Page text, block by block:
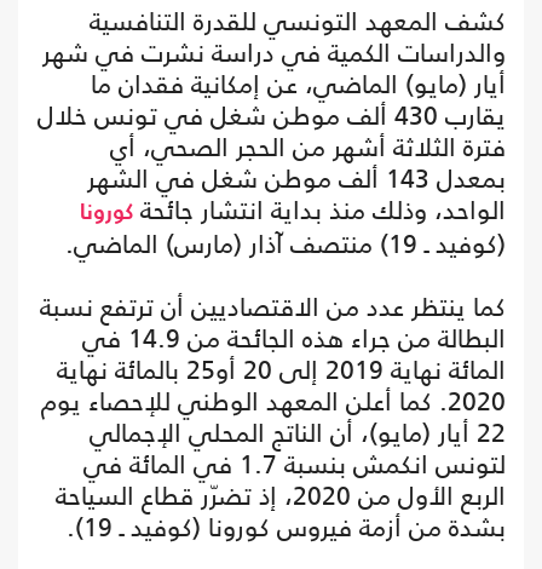
كشف المعهد التونسي للقدرة التنافسية
والدراسات الكمية في دراسة نشرت في شهر
أيار (مايو) الماضي، عن إمكانية فقدان ما
يقارب 430 ألف موطن شغل في تونس خلال
فترة الثلاثة أشهر من الحجر الصحي، أي
بمعدل 143 ألف موطن شغل في الشهر
الواحد، وذلك منذ بداية انتشار جائحة كورونا
(كوفيد ـ 19) منتصف آذار (مارس) الماضي.
كما ينتظر عدد من الاقتصاديين أن ترتفع نسبة
البطالة من جراء هذه الجائحة من 14.9 في
المائة نهاية 2019 إلى 20 أو25 بالمائة نهاية
2020. كما أعلن المعهد الوطني للإحصاء يوم
22 أيار (مايو)، أن الناتج المحلي الإجمالي
لتونس انكمش بنسبة 1.7 في المائة في
الربع الأول من 2020، إذ تضرّر قطاع السياحة
بشدة من أزمة فيروس كورونا (كوفيد ـ 19).